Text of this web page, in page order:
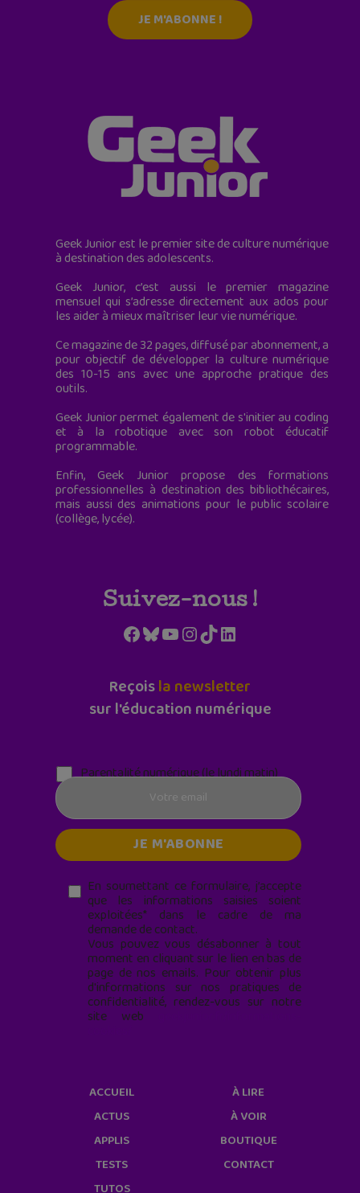
JE M'ABONNE !
Geek Junior est le premier site de culture numérique
à destination des adolescents.
Geek Junior, c’est aussi le premier magazine
mensuel qui s’adresse directement aux ados pour
les aider à mieux maîtriser leur vie numérique.
Ce magazine de 32 pages, diffusé par abonnement, a
pour objectif de développer la culture numérique
des 10-15 ans avec une approche pratique des
outils.
Geek Junior permet également de s'initier au coding
et à la robotique avec son robot éducatif
programmable.
Enfin, Geek Junior propose des formations
professionnelles à destination des bibliothécaires,
mais aussi des animations pour le public scolaire
(collège, lycée).
Suivez-nous !
Facebook
Bluesky
YouTube
Instagram
TikTokLinkedIn
Reçoisla newsletter
sur l'éducation numérique
Parentalité numérique (le lundi matin)
En soumettant ce formulaire, j’accepte
que les informations saisies soient
exploitées* dans le cadre de ma
demande de contact.
Vous pouvez vous désabonner à tout
moment en cliquant sur le lien en bas de
page de nos emails. Pour obtenir plus
d'informations sur nos pratiques de
confidentialité, rendez-vous sur notre
site web
ACCUEIL
ACTUS
APPLIS
TESTS
TUTOS
À LIRE
À VOIR
BOUTIQUE
CONTACT